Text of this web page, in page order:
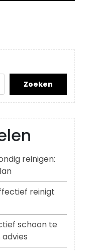
Zoeken
reinigen:
reinigt
schoon te